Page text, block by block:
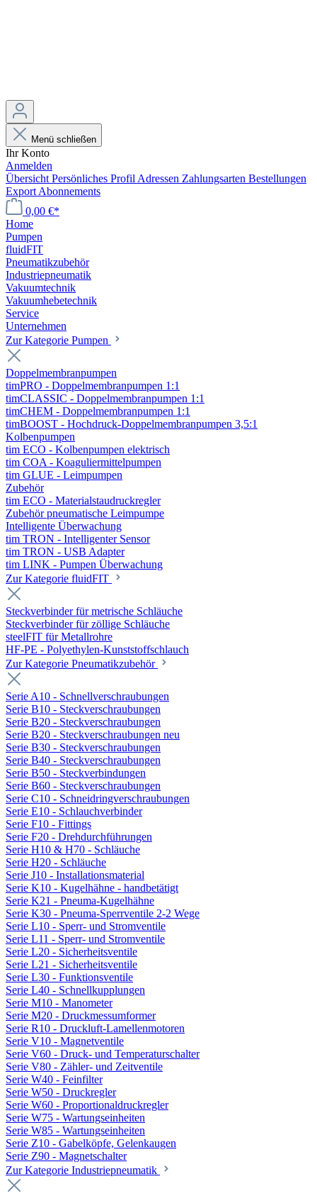
Menü schließen
Ihr Konto
Anmelden
Übersicht Persönliches Profil Adressen Zahlungsarten Bestellungen
Export Abonnements
0,00 €*
Home
Pumpen
fluidFIT
Pneumatikzubehör
Industriepneumatik
Vakuumtechnik
Vakuumhebetechnik
Service
Unternehmen
Zur Kategorie Pumpen
Doppelmembranpumpen
timPRO - Doppelmembranpumpen 1:1
timCLASSIC - Doppelmembranpumpen 1:1
timCHEM - Doppelmembranpumpen 1:1
timBOOST - Hochdruck-Doppelmembranpumpen 3,5:1
Kolbenpumpen
tim ECO - Kolbenpumpen elektrisch
tim COA - Koaguliermittelpumpen
tim GLUE - Leimpumpen
Zubehör
tim ECO - Materialstaudruckregler
Zubehör pneumatische Leimpumpe
Intelligente Überwachung
tim TRON - Intelligenter Sensor
tim TRON - USB Adapter
tim LINK - Pumpen Überwachung
Zur Kategorie fluidFIT
Steckverbinder für metrische Schläuche
Steckverbinder für zöllige Schläuche
steelFIT für Metallrohre
HF-PE - Polyethylen-Kunststoffschlauch
Zur Kategorie Pneumatikzubehör
Serie A10 - Schnellverschraubungen
Serie B10 - Steckverschraubungen
Serie B20 - Steckverschraubungen
Serie B20 - Steckverschraubungen neu
Serie B30 - Steckverschraubungen
Serie B40 - Steckverschraubungen
Serie B50 - Steckverbindungen
Serie B60 - Steckverschraubungen
Serie C10 - Schneidringverschraubungen
Serie E10 - Schlauchverbinder
Serie F10 - Fittings
Serie F20 - Drehdurchführungen
Serie H10 & H70 - Schläuche
Serie H20 - Schläuche
Serie J10 - Installationsmaterial
Serie K10 - Kugelhähne - handbetätigt
Serie K21 - Pneuma-Kugelhähne
Serie K30 - Pneuma-Sperrventile 2-2 Wege
Serie L10 - Sperr- und Stromventile
Serie L11 - Sperr- und Stromventile
Serie L20 - Sicherheitsventile
Serie L21 - Sicherheitsventile
Serie L30 - Funktionsventile
Serie L40 - Schnellkupplungen
Serie M10 - Manometer
Serie M20 - Druckmessumformer
Serie R10 - Druckluft-Lamellenmotoren
Serie V10 - Magnetventile
Serie V60 - Druck- und Temperaturschalter
Serie V80 - Zähler- und Zeitventile
Serie W40 - Feinfilter
Serie W50 - Druckregler
Serie W60 - Proportionaldruckregler
Serie W75 - Wartungseinheiten
Serie W85 - Wartungseinheiten
Serie Z10 - Gabelköpfe, Gelenkaugen
Serie Z90 - Magnetschalter
Zur Kategorie Industriepneumatik